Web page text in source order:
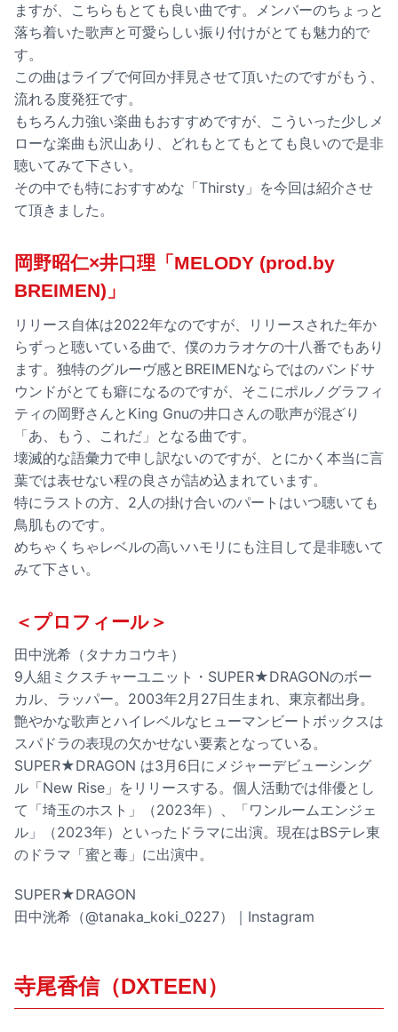
ますが、こちらもとても良い曲です。メンバーのちょっと
落ち着いた歌声と可愛らしい振り付けがとても魅力的で
す。
この曲はライブで何回か拝見させて頂いたのですがもう、
流れる度発狂です。
もちろん力強い楽曲もおすすめですが、こういった少しメ
ローな楽曲も沢山あり、どれもとてもとても良いので是非
聴いてみて下さい。
その中でも特におすすめな「Thirsty」を今回は紹介させ
て頂きました。
岡野昭仁×井口理「MELODY (prod.by
BREIMEN)」
リリース自体は2022年なのですが、リリースされた年か
らずっと聴いている曲で、僕のカラオケの十八番でもあり
ます。独特のグルーヴ感とBREIMENならではのバンドサ
ウンドがとても癖になるのですが、そこにポルノグラフィ
ティの岡野さんとKing Gnuの井口さんの歌声が混ざり
「あ、もう、これだ」となる曲です。
壊滅的な語彙力で申し訳ないのですが、とにかく本当に言
葉では表せない程の良さが詰め込まれています。
特にラストの方、2人の掛け合いのパートはいつ聴いても
鳥肌ものです。
めちゃくちゃレベルの高いハモリにも注目して是非聴いて
みて下さい。
＜プロフィール＞
田中洸希（タナカコウキ）
9人組ミクスチャーユニット・SUPER★DRAGONのボー
カル、ラッパー。2003年2月27日生まれ、東京都出身。
艶やかな歌声とハイレベルなヒューマンビートボックスは
スパドラの表現の欠かせない要素となっている。
SUPER★DRAGON は3月6日にメジャーデビューシング
ル「New Rise」をリリースする。個人活動では俳優とし
て「埼玉のホスト」（2023年）、「ワンルームエンジェ
ル」（2023年）といったドラマに出演。現在はBSテレ東
のドラマ「蜜と毒」に出演中。
SUPER★DRAGON
田中洸希（@tanaka_koki_0227）｜Instagram
寺尾香信（DXTEEN）